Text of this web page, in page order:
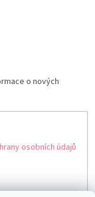
o nových
osobních údajů